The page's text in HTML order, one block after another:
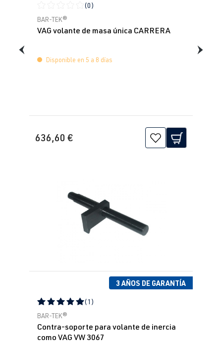
Calificación promedio de 0 de 5 estrellas
(0)
BAR-TEK®
VAG volante de masa única CARRERA
Disponible en 5 a 8 días
636,60 €
3 AÑOS DE GARANTÍA
Calificación promedio de 5 de 5 estrellas
(1)
BAR-TEK®
Contra-soporte para volante de inercia
como VAG VW 3067